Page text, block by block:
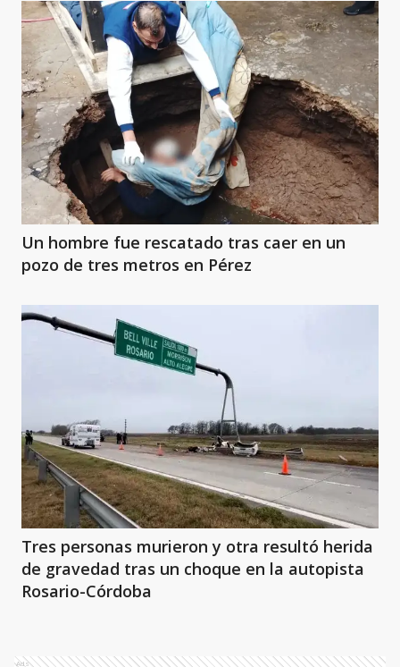
Un hombre fue rescatado tras caer en un
pozo de tres metros en Pérez
Tres personas murieron y otra resultó herida
de gravedad tras un choque en la autopista
Rosario-Córdoba
Ads